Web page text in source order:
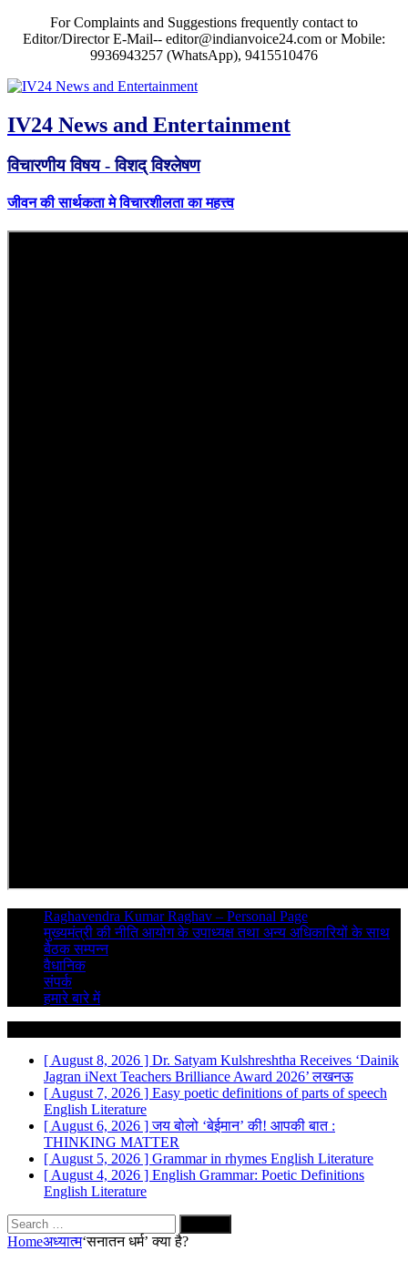
For Complaints and Suggestions frequently contact to
Editor/Director E-Mail-- editor@indianvoice24.com or Mobile:
9936943257 (WhatsApp), 9415510476
IV24 News and Entertainment
विचारणीय विषय - विशद् विश्लेषण
जीवन की सार्थकता मे विचारशीलता का महत्त्व
Raghavendra Kumar Raghav – Personal Page
मुख्यमंत्री की नीति आयोग के उपाध्यक्ष तथा अन्य अधिकारियों के साथ
बैठक सम्पन्न
वैधानिक
संपर्क
हमारे बारे में
[ August 8, 2026 ] Dr. Satyam Kulshreshtha Receives ‘Dainik
Jagran iNext Teachers Brilliance Award 2026’लखनऊ
[ August 7, 2026 ] Easy poetic definitions of parts of speech
English Literature
[ August 6, 2026 ]जय बोलो ‘बेईमान’ की! आपकी बात :
THINKING MATTER
[ August 5, 2026 ] Grammar in rhymes English Literature
[ August 4, 2026 ] English Grammar: Poetic Definitions
English Literature
Search
for:
Homeअध्यात्म‘सनातन धर्म’ क्या है?